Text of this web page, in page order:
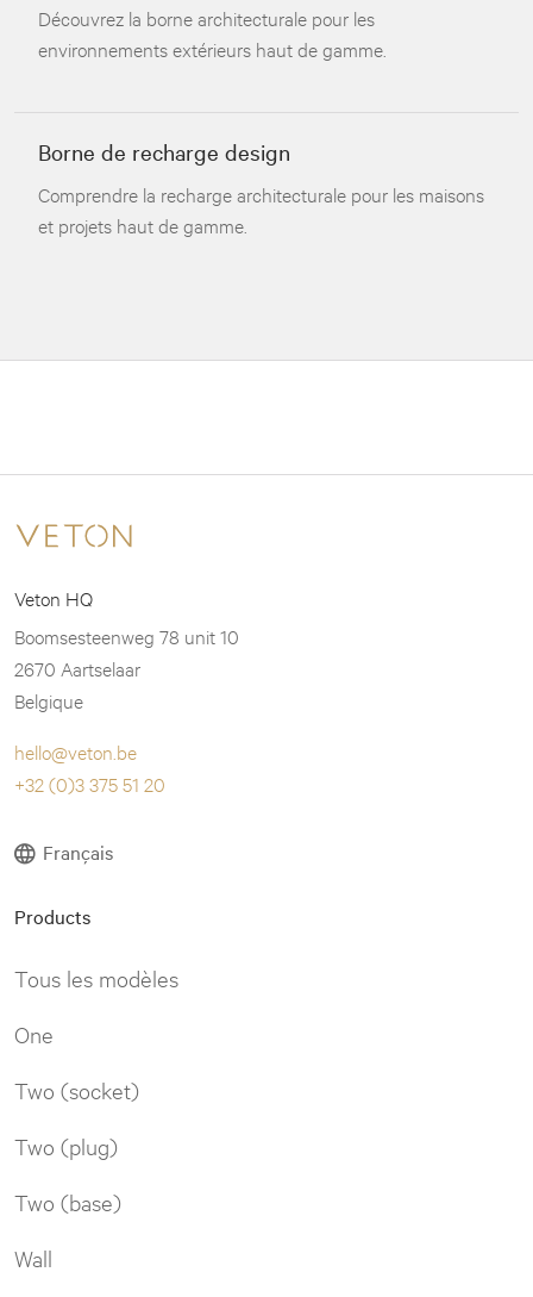
Découvrez la borne architecturale pour les
environnements extérieurs haut de gamme.
Borne de recharge design
Comprendre la recharge architecturale pour les maisons
et projets haut de gamme.
Veton HQ
Boomsesteenweg 78 unit 10
2670 Aartselaar
Belgique
hello@veton.be
+32 (0)3 375 51 20
Français
Products
Tous les modèles
One
Two (socket)
Two (plug)
Two (base)
Wall